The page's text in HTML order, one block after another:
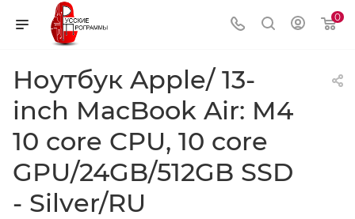
0
Ноутбук Apple/ 13-
inch MacBook Air: M4
10 core CPU, 10 core
GPU/24GB/512GB SSD
- Silver/RU